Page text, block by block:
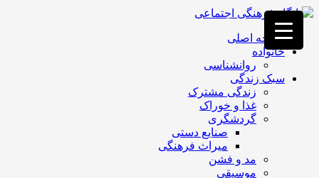
فصد
خون
غرب
تهران
خشکشویی
تصفیه
صفحه اصلی
خانواده
روانشناسی
سبک زندگی
زندگی مشترک
غذا و خوراک
گردشگری
صنایع دستی
میراث فرهنگی
مد و فشن
موسیقی